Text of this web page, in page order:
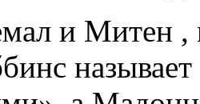
и Митен ,